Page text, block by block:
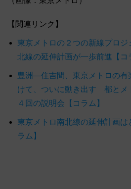
【関連リンク】
東京メトロの２つの新線プロ
北線の延伸計画が一歩前進【コ
豊洲―住吉間、東京メトロの
けて、ついに動き出す 都とメ
４回の説明会【コラム】
東京メトロ南北線の延伸計画は
ラム】